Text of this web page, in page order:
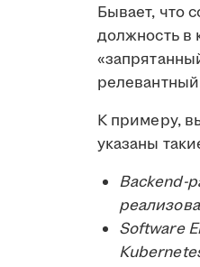
Бывает, что
должность в
К примеру,
указаны
Backend-
Software